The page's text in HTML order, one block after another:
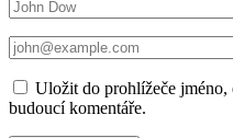
Uložit do prohlížeče
budoucí komentáře.